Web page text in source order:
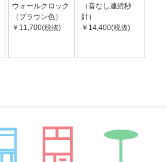
ウォールクロック
（ブラウン色）
￥11,700(税抜)
（音なし連続秒
針）
￥14,400(税抜)